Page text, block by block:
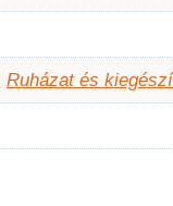
Ruházat és